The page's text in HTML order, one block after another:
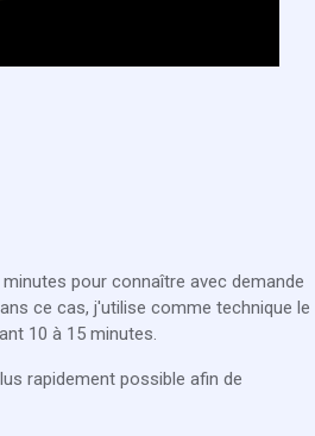
pour connaître avec demande
ce cas, j'utilise comme technique le
10 à 15 minutes.
rapidement possible afin de